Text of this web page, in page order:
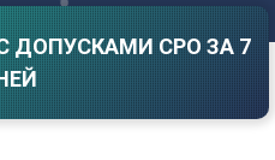
Ставрополь
Тамбов
ДОПУСКАМИ СРО ЗА 7